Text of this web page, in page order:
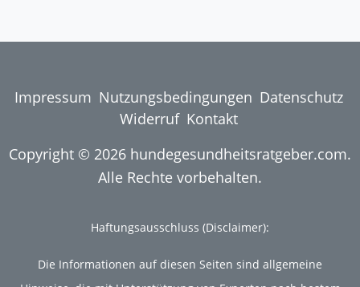
Impressum Nutzungsbedingungen Datenschutz
Widerruf Kontakt
Copyright © 2026 hundegesundheitsratgeber.com.
Alle Rechte vorbehalten.
Haftungsausschluss (Disclaimer):
Die Informationen auf diesen Seiten sind allgemeine